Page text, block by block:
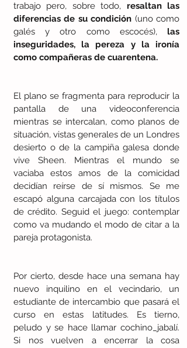
trabajo pero, sobre todo, resaltan las
diferencias de su condición (uno como
galés y otro como escocés), las
inseguridades, la pereza y la ironía
como compañeras de cuarentena.
El plano se fragmenta para reproducir la
pantalla de una videoconferencia
mientras se intercalan, como planos de
situación, vistas generales de un Londres
desierto o de la campiña galesa donde
vive Sheen. Mientras el mundo se
vaciaba estos amos de la comicidad
decidían reírse de sí mismos. Se me
escapó alguna carcajada con los títulos
de crédito. Seguid el juego: contemplar
como va mudando el modo de citar a la
pareja protagonista.
Por cierto, desde hace una semana hay
nuevo inquilino en el vecindario, un
estudiante de intercambio que pasará el
curso en estas latitudes. Es tierno,
peludo y se hace llamar cochino_jabalí.
Si nos vuelven a encerrar la cosa